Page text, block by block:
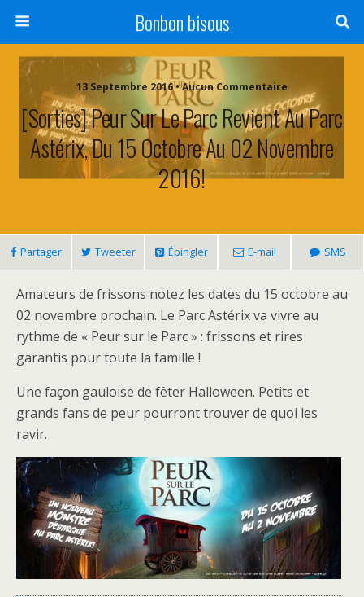
Bonbon bisous
13 Septembre 2016 • Aucun Commentaire
[Sorties] Peur Sur Le Parc Revient Au Parc
Astérix, Du 15 Octobre Au 02 Novembre
2016!
Partager Tweeter Épingler E-mail SMS
Amateurs de frissons notez les dates du 15 octobre au
02 novembre prochain. Le Parc Astérix va vivre au
rythme de « Peur sur le Parc » : frissons et rires
garantis pour toute la famille !
Une façon gauloise de fêter Halloween. Petits et
grands fans de peur pourront trouver de quoi les
ravir.